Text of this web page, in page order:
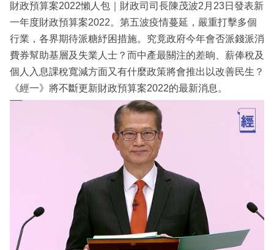
財政預算案2022懶人包｜財政司司長陳茂波2月23日發表新
一年度財政預算案2022。第五波疫情蔓延，嚴重打擊多個
行業，各界期待派糖紓困措施。究竟政府今年會否派錢派消
費券幫助基層及失業人士？而中產最關注的差晌、薪俸稅及
個人入息課稅寬減方面又有什麼政策將會推出以改善民生？
《經一》將不斷更新財政預算案2022的最新消息。